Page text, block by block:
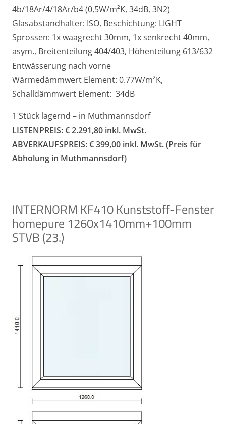
4b/18Ar/4/18Ar/b4 (0,5W/m²K, 34dB, 3N2)
Glasabstandhalter: ISO, Beschichtung: LIGHT
Sprossen: 1x waagrecht 30mm, 1x senkrecht 40mm,
asym., Breitenteilung 404/403, Höhenteilung 613/632
Entwässerung nach vorne
Wärmedämmwert Element: 0.77W/m²K,
Schalldämmwert Element: 34dB
1 Stück lagernd – in Muthmannsdorf
LISTENPREIS: € 2.291,80 inkl. MwSt.
ABVERKAUFSPREIS: € 399,00 inkl. MwSt. (Preis für
Abholung in Muthmannsdorf)
INTERNORM KF410 Kunststoff-Fenster
homepure 1260x1410mm+100mm
STVB (23.)